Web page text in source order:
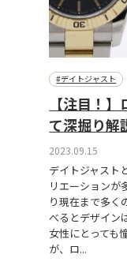
#デイトジャスト
【注目！
て深掘り解
2023.09.15
デイトジャスト
リエーションが
り現在まで多く
べるとデザイン
女性にとっても
が、ロ...